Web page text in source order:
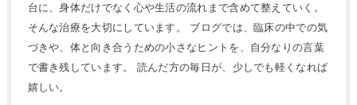
台に、身体だけでなく心や生活の流れまで含めて整えていく。
そんな治療を大切にしています。 ブログでは、臨床の中での気
づきや、体と向き合うための小さなヒントを、自分なりの言葉
で書き残しています。 読んだ方の毎日が、少しでも軽くなれば
嬉しい。